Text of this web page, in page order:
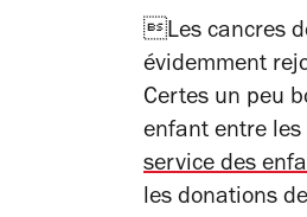
Les cancres
évidemment
Certes un peu
enfant entre
service des
les donations